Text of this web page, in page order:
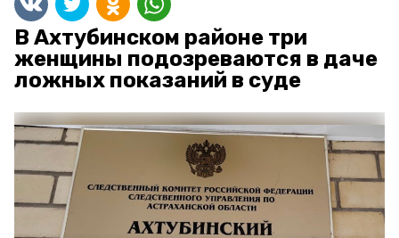
В Ахтубинском районе три
женщины подозреваются в даче
ложных показаний в суде